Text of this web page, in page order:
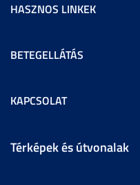
HASZNOS LINKEK
BETEGELLÁTÁS
KAPCSOLAT
Térképek és útvonalak